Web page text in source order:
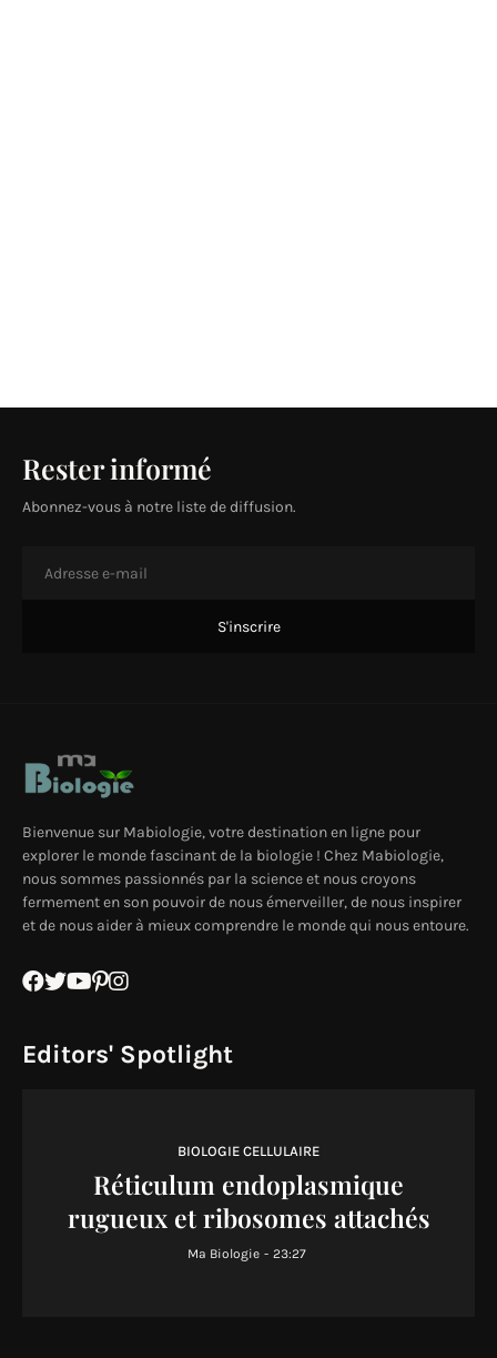
Rester informé
Abonnez-vous à notre liste de diffusion.
Bienvenue sur Mabiologie, votre destination en ligne pour
explorer le monde fascinant de la biologie ! Chez Mabiologie,
nous sommes passionnés par la science et nous croyons
fermement en son pouvoir de nous émerveiller, de nous inspirer
et de nous aider à mieux comprendre le monde qui nous entoure.
Editors' Spotlight
BIOLOGIE CELLULAIRE
Réticulum endoplasmique
rugueux et ribosomes attachés
Ma Biologie - 23:27